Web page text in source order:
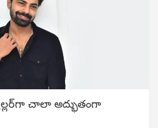
చాలా అద్భుతంగా